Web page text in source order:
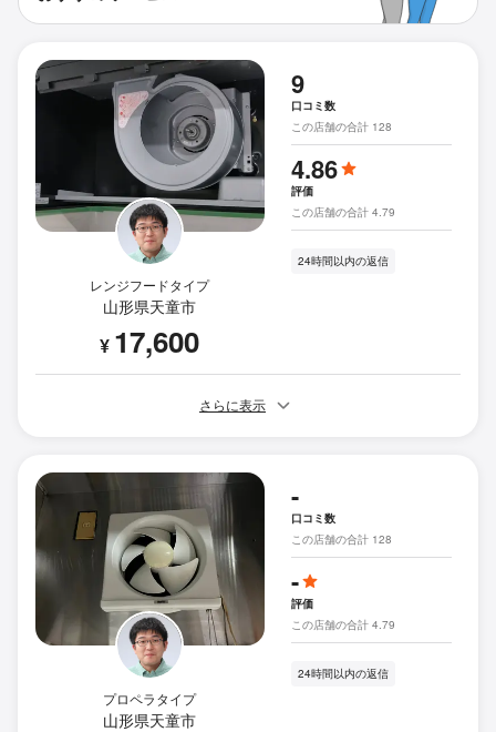
レンジフードタイプ
山形県天童市
¥ 17,600
9
口コミ数
この店舗の合計 128
4.86
評価
この店舗の合計 4.79
24時間以内の返信
さらに表示
プロペラタイプ
山形県天童市
-
口コミ数
この店舗の合計 128
-
評価
この店舗の合計 4.79
24時間以内の返信